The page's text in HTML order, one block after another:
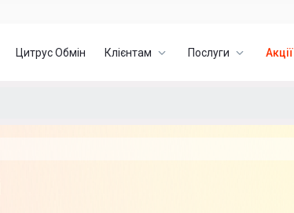
Цитрус Обмін Клієнтам Послуги Акції